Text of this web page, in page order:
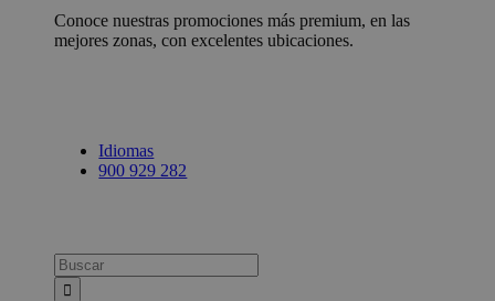
Conoce nuestras promociones más premium, en las
mejores zonas, con excelentes ubicaciones.
Idiomas
900 929 282
Busca: